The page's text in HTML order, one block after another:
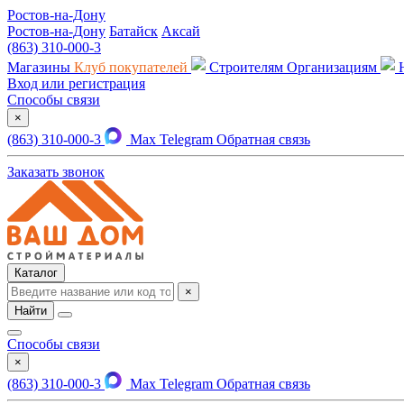
Ростов-на-Дону
Ростов-на-Дону Батайск Аксай
(863) 310-000-3
Магазины Клуб покупателей Строителям Организациям
Вход или регистрация
Способы связи
×
(863) 310-000-3 Max Telegram Обратная связь
Заказать звонок
Каталог
×
Найти
Способы связи
×
(863) 310-000-3 Max Telegram Обратная связь